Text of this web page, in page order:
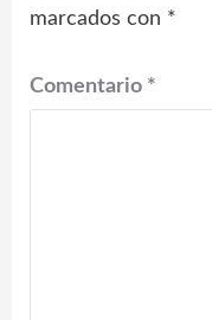
marcados con *
Comentario *